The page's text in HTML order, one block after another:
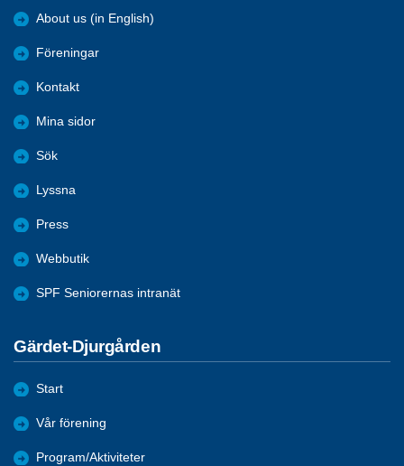
About us (in English)
Föreningar
Kontakt
Mina sidor
Sök
Lyssna
Press
Webbutik
SPF Seniorernas intranät
Gärdet-Djurgården
Start
Vår förening
Program/Aktiviteter